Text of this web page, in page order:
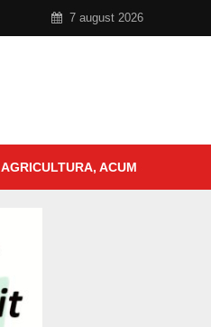
7 august 2026
AGRICULTURA, ACUM